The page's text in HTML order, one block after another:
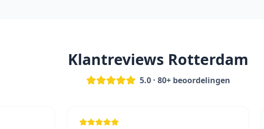
Klantreviews Rotterdam
5.0 · 80+ beoordelingen